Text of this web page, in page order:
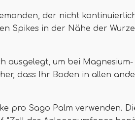
der nicht
Spikes in der Nähe der
ausgelegt, um bei
dass Ihr Boden in allen
pro Sago Palm verwenden.